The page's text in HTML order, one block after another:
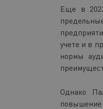
Еще в
учете и в
нормы
Однако